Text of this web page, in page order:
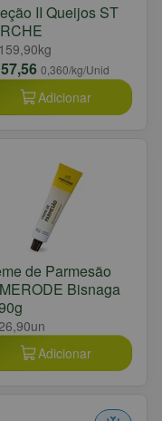
II Queijos ST
kg
0,360/kg/Unid
Adicionar
de Parmesão
Bisnaga
un
Adicionar